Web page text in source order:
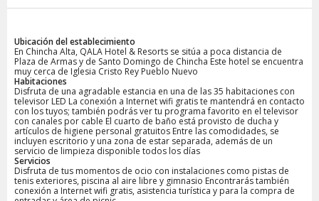
Ubicación del establecimiento
En Chincha Alta, QALA Hotel & Resorts se sitúa a poca distancia de
Plaza de Armas y de Santo Domingo de Chincha Este hotel se encuentra
muy cerca de Iglesia Cristo Rey Pueblo Nuevo
Habitaciones
Disfruta de una agradable estancia en una de las 35 habitaciones con
televisor LED La conexión a Internet wifi gratis te mantendrá en contacto
con los tuyos; también podrás ver tu programa favorito en el televisor
con canales por cable El cuarto de baño está provisto de ducha y
artículos de higiene personal gratuitos Entre las comodidades, se
incluyen escritorio y una zona de estar separada, además de un
servicio de limpieza disponible todos los días
Servicios
Disfruta de tus momentos de ocio con instalaciones como pistas de
tenis exteriores, piscina al aire libre y gimnasio Encontrarás también
conexión a Internet wifi gratis, asistencia turística y para la compra de